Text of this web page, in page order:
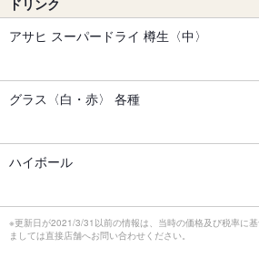
ドリンク
アサヒ スーパードライ 樽生〈中〉
グラス〈白・赤〉 各種
ハイボール
※更新日が2021/3/31以前の情報は、当時の価格及び税率に
ましては直接店舗へお問い合わせください。